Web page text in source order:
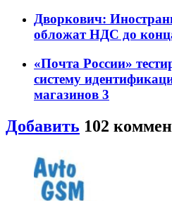
Дворкович:
обложат НДС до
«Почта России»
систему
магазинов 3
Добавить 102